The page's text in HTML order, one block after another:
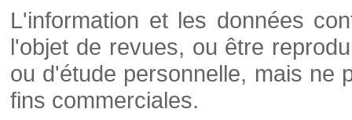
L'information et les données
l'objet de revues, ou être
ou d'étude personnelle, mais ne
fins commerciales.